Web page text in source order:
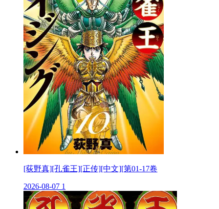
[荻野真][孔雀王][正传][中文][第01-17卷
2026-08-07 1